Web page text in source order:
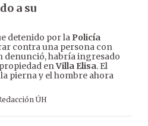
a su
detenido por la Policía
contra una persona con
denunció, habría ingresado
enVilla Elisa. El
pierna y el hombre ahora
ÚH